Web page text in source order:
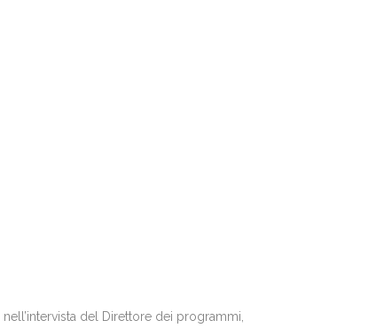
del Direttore dei programmi,